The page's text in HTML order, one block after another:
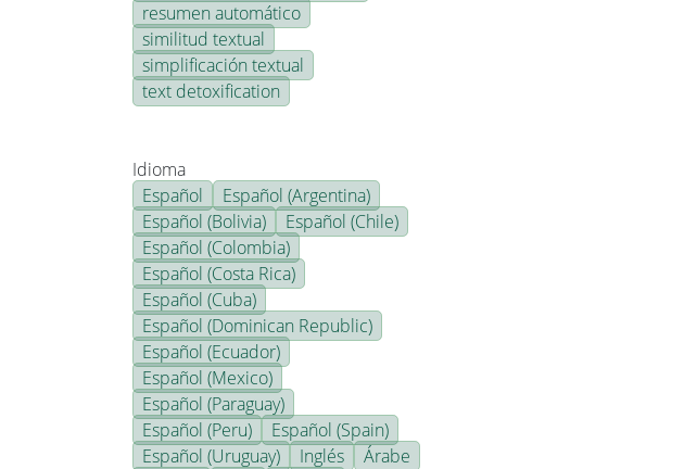
resumen automático
similitud textual
simplificación textual
text detoxification
Idioma
Español
Español (Argentina)
Español (Bolivia)
Español (Chile)
Español (Colombia)
Español (Costa Rica)
Español (Cuba)
Español (Dominican Republic)
Español (Ecuador)
Español (Mexico)
Español (Paraguay)
Español (Peru)
Español (Spain)
Español (Uruguay)
Inglés
Árabe